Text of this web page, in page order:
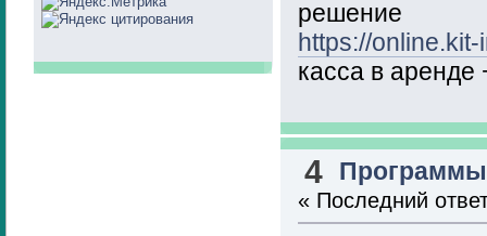
решение
https://
касса в аренде
4
« Последний